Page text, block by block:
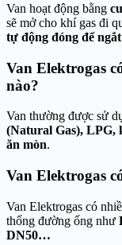
Van hoạt động bằng
sẽ mở cho khí gas đi
tự động đóng để
Van Elektrogas
nào?
Van thường được sử
(Natural Gas), LPG,
ăn mòn.
Van Elektrogas
Van Elektrogas có
thống đường ống như
DN50…